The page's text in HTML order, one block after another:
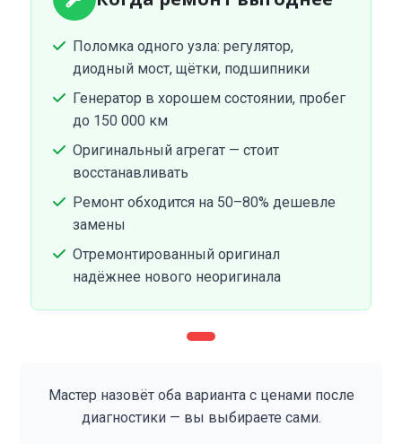
Поломка одного узла: регулятор,
диодный мост, щётки, подшипники
Генератор в хорошем состоянии, пробег
до 150 000 км
Оригинальный агрегат — стоит
восстанавливать
Ремонт обходится на 50–80% дешевле
замены
Отремонтированный оригинал
надёжнее нового неоригинала
Мастер назовёт оба варианта с ценами после
диагностики — вы выбираете сами.